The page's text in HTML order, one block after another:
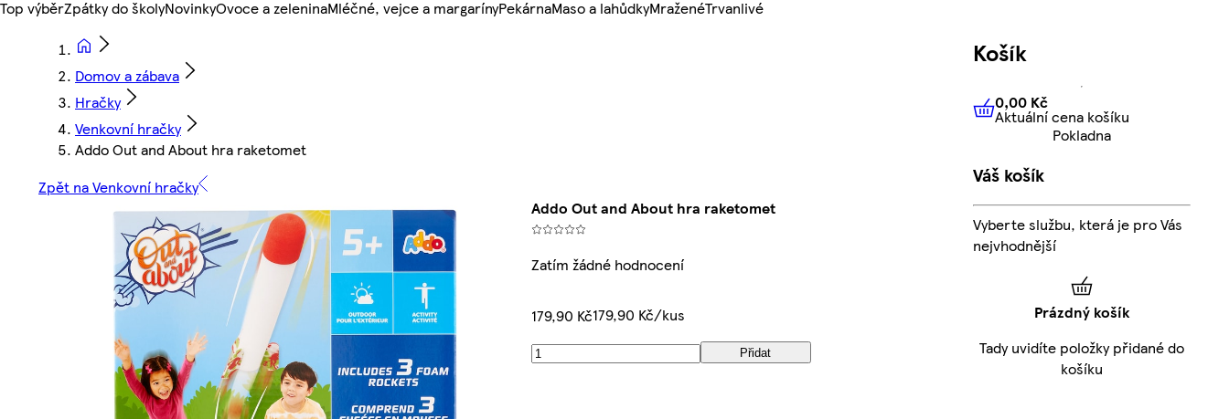
Top výběrZpátky do školyNovinkyOvoce a zeleninaMléčné, vejce a margarínyPekárnaMaso a lahůdkyMraženéTrvanlivé
Domov a zábava
Hračky
Venkovní hračky
Addo Out and About hra raketomet
Zpět na Venkovní hračky
Addo Out and About hra raketomet
Zatím žádné hodnocení
179,90 Kč179,90 Kč/kus
Přidat
Košík
0,00 KčAktuální cena košíku
0,00 Kč
Aktuální cena košíku
Pokladna
Váš košík
Vyberte službu, která je pro Vás
nejvhodnější
Prázdný košík
Tady uvidíte položky přidané do
košíku